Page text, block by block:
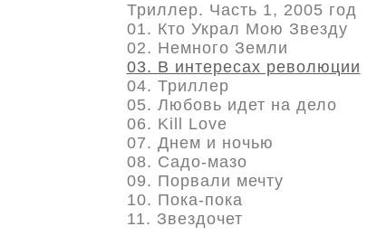
Триллер. Часть 1, 2005 год
01. Кто Украл Мою Звезду
02. Немного Земли
03. В интересах революции
04. Триллер
05. Любовь идет на дело
06. Kill Love
07. Днем и ночью
08. Садо-мазо
09. Порвали мечту
10. Пока-пока
11. Звездочет